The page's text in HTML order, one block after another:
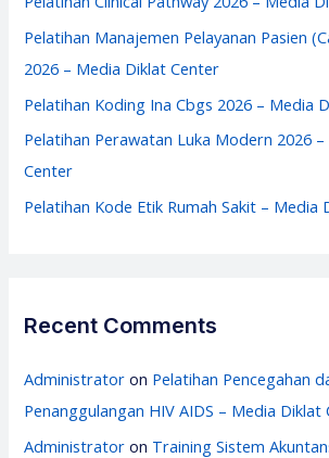
o
r
Pelatihan Manajemen Pelayanan Pasien
2026 – Media Diklat Center
Pelatihan Koding Ina Cbgs 2026 – Media
Pelatihan Perawatan Luka Modern 2026
Center
Pelatihan Kode Etik Rumah Sakit – Media
Recent Comments
Administrator on Pelatihan Pencegahan
Penanggulangan HIV AIDS – Media Diklat
Administrator on Training Sistem